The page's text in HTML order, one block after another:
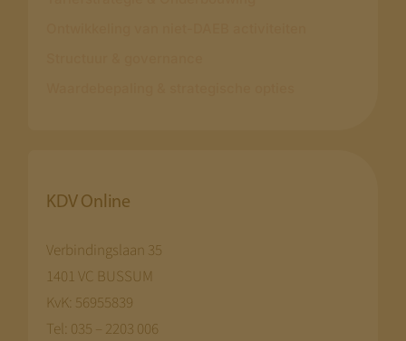
KDV Online
Verbindingslaan 35
1401 VC BUSSUM
KvK: 56955839
Tel: 035 – 2203 006